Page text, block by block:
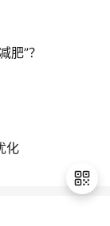
肥”？
化